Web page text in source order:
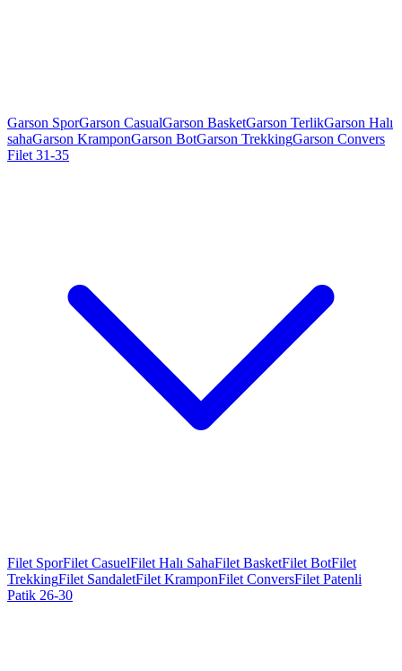
Garson SporGarson CasualGarson BasketGarson TerlikGarson Halı
sahaGarson KramponGarson BotGarson TrekkingGarson Convers
Filet 31-35
Filet SporFilet CasuelFilet Halı SahaFilet BasketFilet BotFilet
TrekkingFilet SandaletFilet KramponFilet ConversFilet Patenli
Patik 26-30